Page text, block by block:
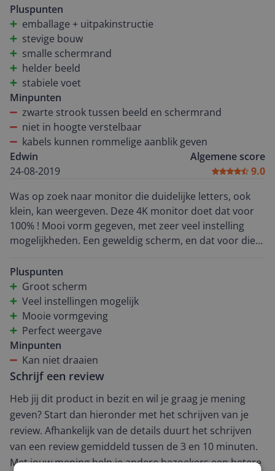
circa 33 x 59 cm ervaar ik als erg groot (maar dat is
natuurlijk afhankelijk van wat je gewend bent).
Beeldscherm is kantelbaar. Helaas niet in hoogte
verstelbaar. De kabels zijn in mijn situatie niet in het
zicht, maar het zou kunnen dat bij een andere
opstelling dit nogal rommelig overkomt. Al met al een
mooi beeldscherm voor een lage prijs.
Pluspunten
emballage + uitpakinstructie
stevige bouw
smalle schermrand
helder beeld
stabiele voet
Minpunten
zwarte strook tussen beeld en schermrand
niet in hoogte verstelbaar
kabels kunnen rommelige aanblik geven
Edwin
24-08-2019
Algemene score
9.0
Was op zoek naar monitor die duidelijke letters, ook
klein, kan weergeven. Deze 4K monitor doet dat voor
100% ! Mooi vorm gegeven, met zeer veel instelling
mogelijkheden. Een geweldig scherm, en dat voor die
Pluspunten
Groot scherm
Veel instellingen mogelijk
Mooie vormgeving
Perfect weergave
Minpunten
Kan niet draaien
Schrijf een review
Heb jij dit product in bezit en wil je graag je mening
geven? Start dan hieronder met het schrijven van je
review. Afhankelijk van de details duurt het schrijven
van een review gemiddeld tussen de 3 en 10 minuten.
Met jouw mening help je andere bezoekers een betere